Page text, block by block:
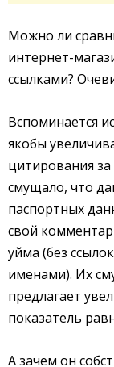
Можно ли
интернет-
ссылками?
Вспоминается
якобы
цитирования
смущало, что
паспортных
свой
уйма (без
именами). Их
предлагает
показатель
А зачем он